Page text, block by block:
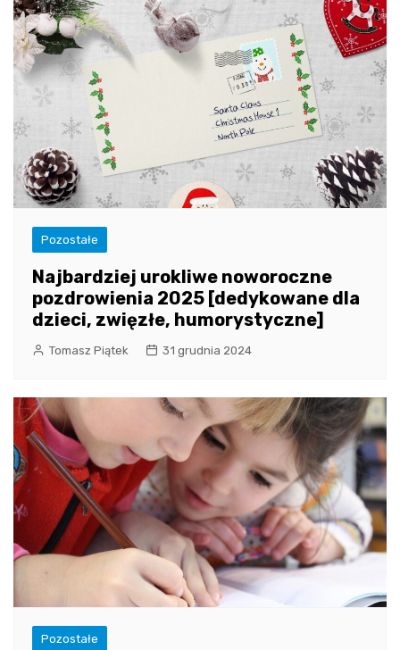
Pozostałe
Najbardziej urokliwe noworoczne
pozdrowienia 2025 [dedykowane dla
dzieci, zwięzłe, humorystyczne]
Tomasz Piątek 31 grudnia 2024
Pozostałe